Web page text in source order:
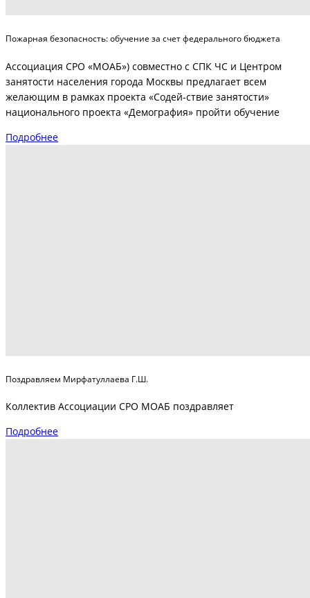
Пожарная безопасность: обучение за счет федерального бюджета
Ассоциация СРО «МОАБ») совместно с СПК ЧС и Центром
занятости населения города Москвы предлагает всем
желающим в рамках проекта «Содей-ствие занятости»
национального проекта «Демография» пройти обучение
Подробнее
Поздравляем Мирфатуллаева Г.Ш.
Коллектив Ассоциации СРО МОАБ поздравляет
Подробнее